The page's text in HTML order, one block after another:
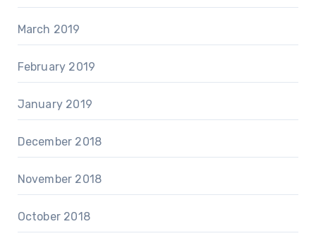
March 2019
February 2019
January 2019
December 2018
November 2018
October 2018